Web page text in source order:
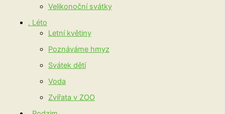
Velikonoční svátky
. Léto
Letní květiny
Poznáváme hmyz
Svátek dětí
Voda
Zvířata v ZOO